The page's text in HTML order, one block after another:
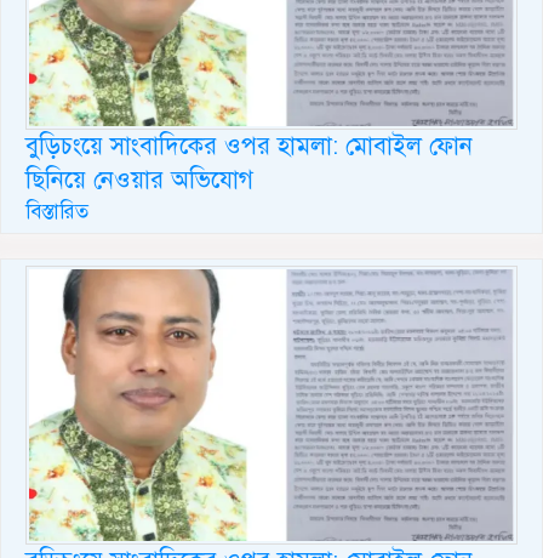
বুড়িচংয়ে সাংবাদিকের ওপর হামলা: মোবাইল ফোন
ছিনিয়ে নেওয়ার অভিযোগ
বিস্তারিত